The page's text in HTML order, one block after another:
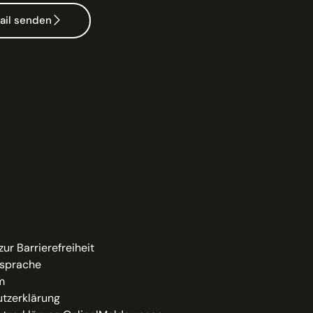
senden
Barrierefreiheit